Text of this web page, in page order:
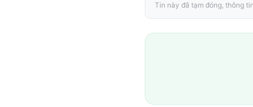
Tin này đã tạm đóng, thông